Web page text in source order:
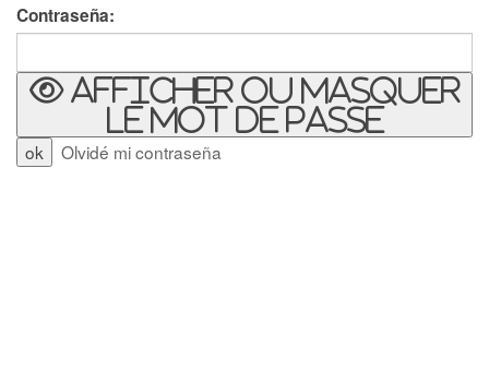
Contraseña:
Afficher ou masquer
le mot de passe
Olvidé mi contraseña